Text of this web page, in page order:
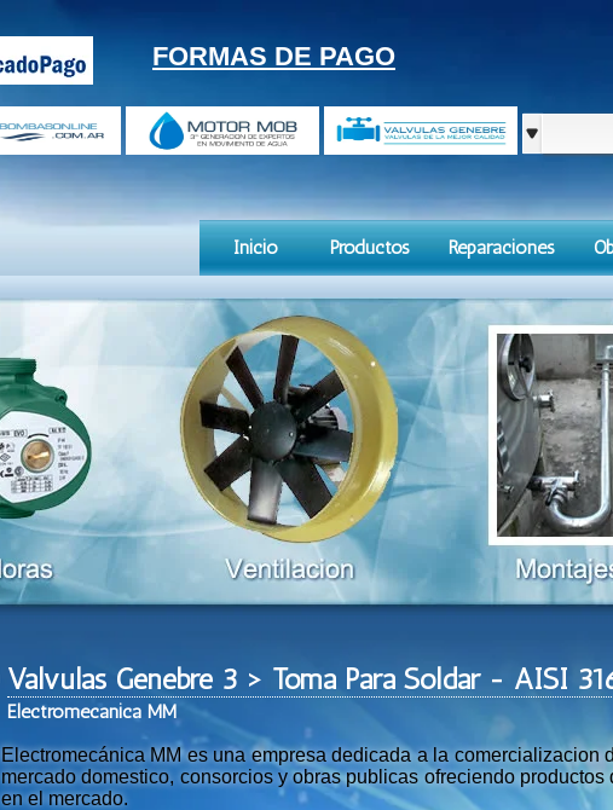
FORMAS DE PAGO
Inicio Productos Reparaciones
Valvulas Genebre 3 > Toma Para Soldar - AISI
Electromecanica MM
Electromecánica MM es una empresa dedicada a la comercializacion
mercado domestico, consorcios y obras publicas ofreciendo
en el mercado.